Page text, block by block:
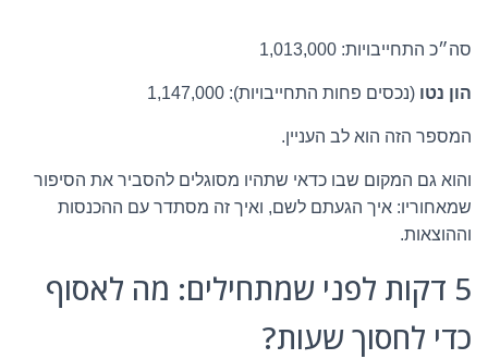
סה״כ התחייבויות: 1,013,000
הון נטו (נכסים פחות התחייבויות): 1,147,000
המספר הזה הוא לב העניין.
והוא גם המקום שבו כדאי שתהיו מסוגלים להסביר את הסיפור
שמאחוריו: איך הגעתם לשם, ואיך זה מסתדר עם ההכנסות
וההוצאות.
5 דקות לפני שמתחילים: מה לאסוף
כדי לחסוך שעות?